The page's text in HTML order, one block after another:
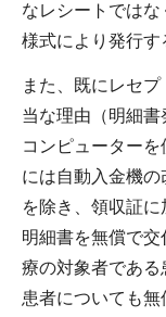
なレシートでは
様式により発行す
また、既にレセ
当な理由（明細書
コンピューター
には自動入金機
を除き、領収証
明細書を無償で
療の対象者であ
患者についても